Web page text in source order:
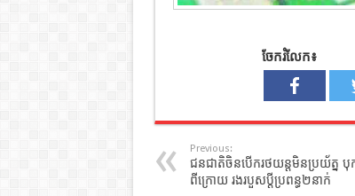
ចែករំលែក៖
Previous:
ជនជាតិចិនបើករថយន្តមិនប្រយ័ត្ន
ពីក្រោយ រងរបួសប្ដីប្រពន្ធ២នាក់